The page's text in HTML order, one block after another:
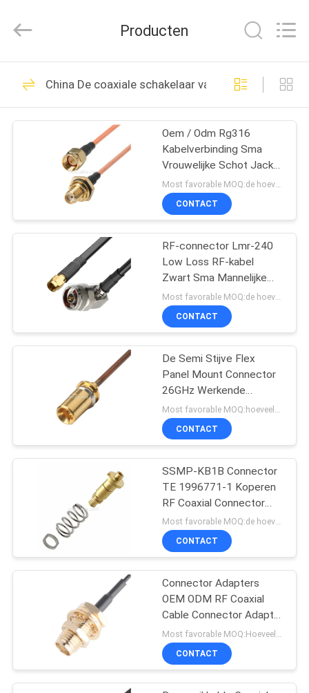
HUIS
PRODUCTEN
VIDEO'S
ONS
FABRIEKSTOUR
KWALITEITSCONTROLE
CONTACT
OP
GEVALLEN
OFFERTE
SITEMAP
Technology
Rights
micro- coaxiale
kabel
303
INFORMATICAkabel
van LVDS
77
LVDS-
Kabelassemblage
157
MIPI-kabel
7
26
Producten
China De coaxiale schakelaar van rf
Oem / Odm Rg316
Kabelverbinding Sma
Vrouwelijke Schot Jack
naar Mannelijke Rechte
Plug
Most favorable MOQ:de hoeveelheid kan overeen te komen zijn
CONTACT
RF-connector Lmr-240
Low Loss RF-kabel
Zwart Sma Mannelijke
rechte aansluiting naar N
Mannelijke aansluiting
Rechte hoek aansluiting
CONTACT
De Semi Stijve Flex
Panel Mount Connector
26GHz Werkende
Frequentie van TE
2157248-1
CONTACT
SSMP-KB1B Connector
TE 1996771-1 Koperen
RF Coaxial Connector
CBL CNTCT Coaxial
Cable
Most favorable MOQ:de hoeveelheid kan overeen te komen zijn
CONTACT
Connector Adapters
OEM ODM RF Coaxial
Cable Connector Adapter
SMA-F-Jack naar
Custom Plug
Most favorable MOQ:Hoeveelheid kan onderhandeld worden ((alleen bedrijf, in plaats van persoonlijk gebruik)
CONTACT